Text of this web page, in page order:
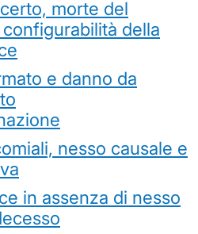
morte del
della
e danno da
nesso causale e
in assenza di nesso